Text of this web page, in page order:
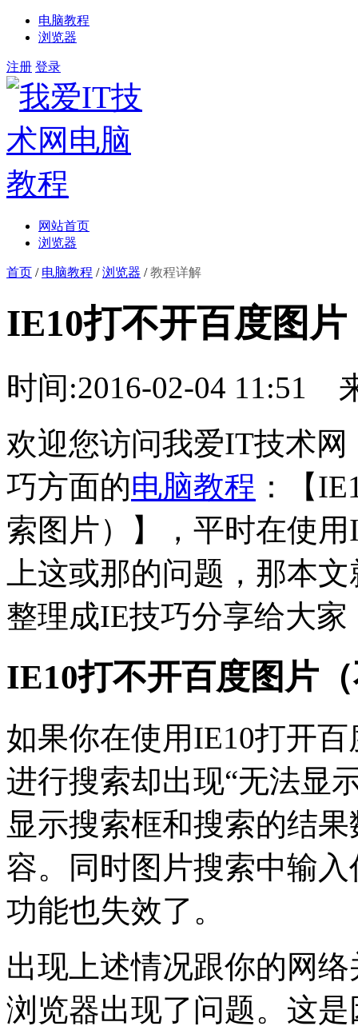
电脑教程
浏览器
注册 登录
网站首页
浏览器
首页 / 电脑教程 /浏览器 /教程详解
IE10打不开百度图
时间:2016-02-04 11:51
欢迎您访问我爱IT技术
巧方面的电脑教程 ：【
索图片）】，平时在使
上这或那的问题，那本
整理成IE技巧分享给大家
IE10打不开百度图片
如果你在使用IE10打开
进行搜索却出现“无法显
显示搜索框和搜索的结
容。同时图片搜索中输
功能也失效了。
出现上述情况跟你的网
浏览器出现了问题。这